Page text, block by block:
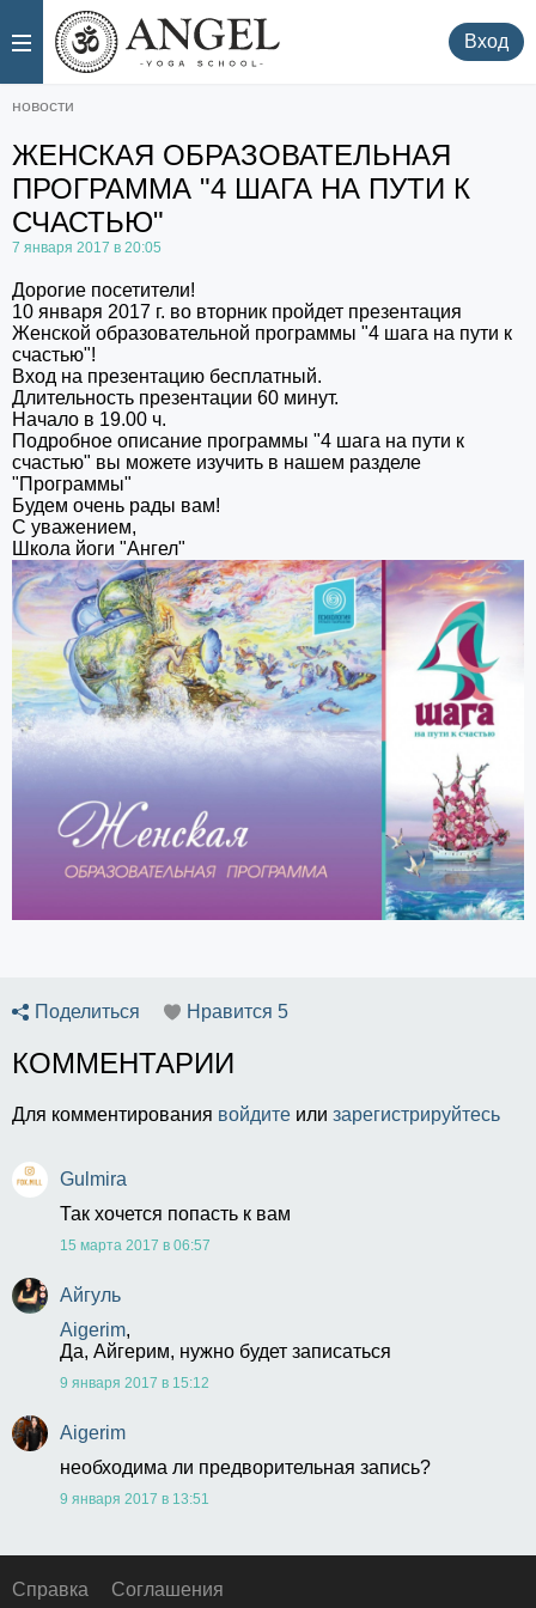
. Вход
новости
ЖЕНСКАЯ ОБРАЗОВАТЕЛЬНАЯ
ПРОГРАММА "4 ШАГА НА ПУТИ К
СЧАСТЬЮ"
7 января 2017 в 20:05
Дорогие посетители!
10 января 2017 г. во вторник пройдет презентация
Женской образовательной программы "4 шага на пути к
счастью"!
Вход на презентацию бесплатный.
Длительность презентации 60 минут.
Начало в 19.00 ч.
Подробное описание программы "4 шага на пути к
счастью" вы можете изучить в нашем разделе
"Программы"
Будем очень рады вам!
С уважением,
Школа йоги "Ангел"
Поделиться Нравится 5
КОММЕНТАРИИ
Для комментирования войдите или зарегистрируйтесь
Gulmira
Так хочется попасть к вам
15 марта 2017 в 06:57
Айгуль
Aigerim,
Да, Айгерим, нужно будет записаться
9 января 2017 в 15:12
Aigerim
необходима ли предворительная запись?
9 января 2017 в 13:51
Справка Соглашения